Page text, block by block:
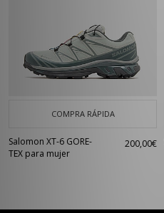
COMPRA RÁPIDA
Salomon XT-6 GORE-
TEX para mujer
200,00€